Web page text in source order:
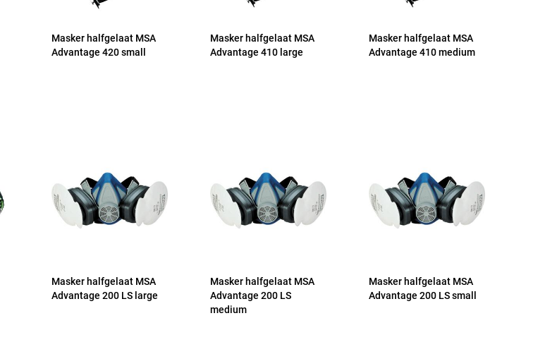
Masker halfgelaat MSA
Advantage 420 small
Masker halfgelaat MSA
Advantage 410 large
Masker halfgelaat MSA
Advantage 410 medium
Masker halfgelaat MSA
Advantage 200 LS large
Masker halfgelaat MSA
Advantage 200 LS
medium
Masker halfgelaat MSA
Advantage 200 LS small